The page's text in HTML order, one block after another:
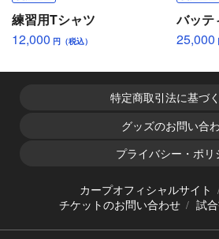
練習用Tシャツ
12,000 円（税込）
バッテ
25,000
特定商取引法に基づ
グッズのお問い合
プライバシー・ポリ
カープオフィシャルサイト
チケットのお問い合わせ
試